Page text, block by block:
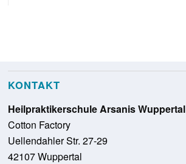
KONTAKT
Heilpraktikerschule Arsanis Wuppertal
Cotton Factory
Uellendahler Str. 27-29
42107 Wuppertal